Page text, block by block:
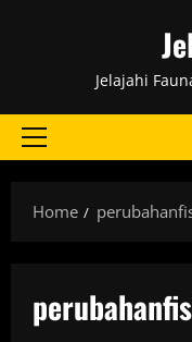
Jelajahi
Primary
Home